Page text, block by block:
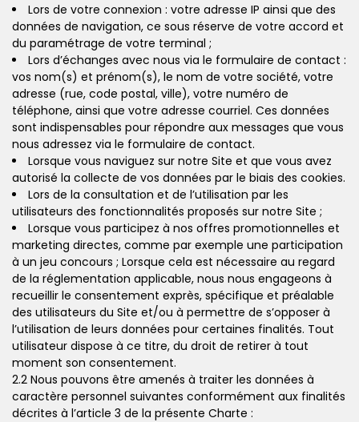
Lors de votre connexion : votre adresse IP ainsi que des
données de navigation, ce sous réserve de votre accord et
du paramétrage de votre terminal ;
Lors d’échanges avec nous via le formulaire de contact :
vos nom(s) et prénom(s), le nom de votre société, votre
adresse (rue, code postal, ville), votre numéro de
téléphone, ainsi que votre adresse courriel. Ces données
sont indispensables pour répondre aux messages que vous
nous adressez via le formulaire de contact.
Lorsque vous naviguez sur notre Site et que vous avez
autorisé la collecte de vos données par le biais des cookies.
Lors de la consultation et de l’utilisation par les
utilisateurs des fonctionnalités proposés sur notre Site ;
Lorsque vous participez à nos offres promotionnelles et
marketing directes, comme par exemple une participation
à un jeu concours ; Lorsque cela est nécessaire au regard
de la réglementation applicable, nous nous engageons à
recueillir le consentement exprès, spécifique et préalable
des utilisateurs du Site et/ou à permettre de s’opposer à
l’utilisation de leurs données pour certaines finalités. Tout
utilisateur dispose à ce titre, du droit de retirer à tout
moment son consentement.
2.2 Nous pouvons être amenés à traiter les données à
caractère personnel suivantes conformément aux finalités
décrites à l’article 3 de la présente Charte :